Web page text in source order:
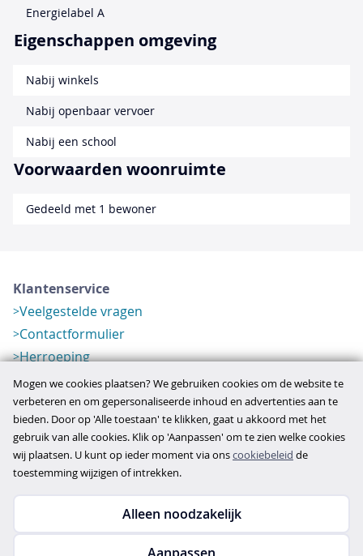
Energielabel A
Eigenschappen omgeving
Nabij winkels
Nabij openbaar vervoer
Nabij een school
Voorwaarden woonruimte
Gedeeld met 1 bewoner
Klantenservice
Veelgestelde vragen
Contactformulier
Herroeping
Over ons
Bedrijfsgegevens
Werkwijze
Overzichten
Verlopen aanbod
Copyright © 2026
Mogen we cookies plaatsen? We gebruiken cookies om de website te
verbeteren en om gepersonaliseerde inhoud en advertenties aan te
bieden. Door op 'Alle toestaan' te klikken, gaat u akkoord met het
gebruik van alle cookies. Klik op 'Aanpassen' om te zien welke cookies
wij plaatsen. U kunt op ieder moment via onscookiebeleid de
toestemming wijzigen of intrekken.
Alleen noodzakelijk